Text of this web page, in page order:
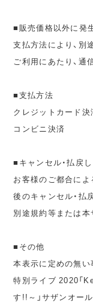
■販売価格以外に発
支払方法により、別
ご利用にあたり、通
■支払方法
クレジットカード決
コンビニ決済
■キャンセル・払戻し
お客様のご都合に
後のキャンセル・払
別途規約等または本
■その他
本表示に定めの無い
特別ライブ 2020「
す!!～」サザンオー